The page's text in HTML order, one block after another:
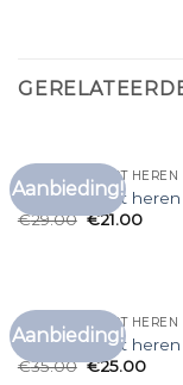
Aanbieding!
VINTAGE T SHIRT HEREN
vintage t shirt heren
€29.00 €21.00
Aanbieding!
VINTAGE T SHIRT HEREN
vintage t shirt heren
€35.00 €25.00